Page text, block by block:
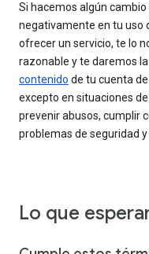
Si hacemos algún
negativamente en tu uso
ofrecer un servicio, te lo
razonable y te daremos
contenido de tu cuenta
excepto en situaciones
prevenir abusos, cumplir
problemas de seguridad
Lo que